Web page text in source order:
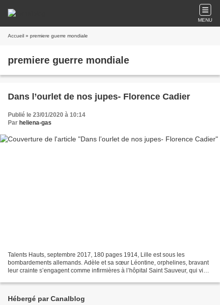
MENU
Accueil » premiere guerre mondiale
premiere guerre mondiale
Dans l’ourlet de nos jupes- Florence Cadier
Publié le 23/01/2020 à 10:14
Par heliena-gas
Talents Hauts, septembre 2017, 180 pages 1914, Lille est sous les
bombardements allemands. Adèle et sa sœur Léontine, orphelines, bravant
leur crainte s’engagent comme infirmières à l’hôpital Saint Sauveur, qui vient
Hébergé par Canalblog